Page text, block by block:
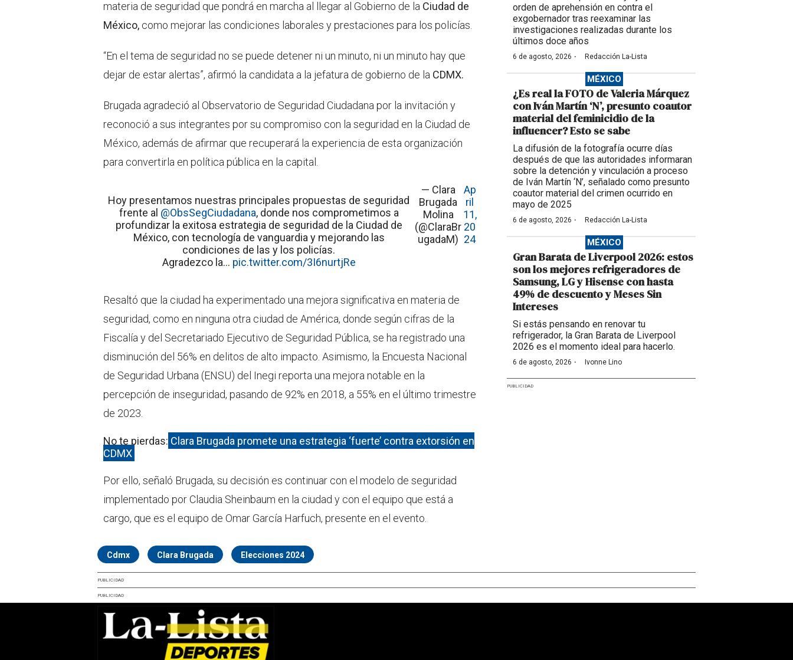
materia de seguridad que pondrá en marcha al llegar al Gobierno de la Ciudad de
México, como mejorar las condiciones laborales y prestaciones para los policías.
“En el tema de seguridad no se puede detener ni un minuto, ni un minuto hay que
dejar de estar alertas”, afirmó la candidata a la jefatura de gobierno de la CDMX.
Brugada agradeció al Observatorio de Seguridad Ciudadana por la invitación y
reconoció a sus integrantes por su compromiso con la seguridad en la Ciudad de
México, además de afirmar que recuperará la experiencia de esta organización
para convertirla en política pública en la capital.
Hoy presentamos nuestras principales propuestas de seguridad
frente al @ObsSegCiudadana, donde nos comprometimos a
profundizar la exitosa estrategia de seguridad de la Ciudad de
México, con tecnología de vanguardia y mejorando las
condiciones de las y los policías.
Agradezco la… pic.twitter.com/3I6nurtjRe
— Clara
Brugada
Molina
(@ClaraBr
ugadaM)
Ap
ril
11,
20
24
Resaltó que la ciudad ha experimentado una mejora significativa en materia de
seguridad, como en ninguna otra ciudad de América, donde según cifras de la
Fiscalía y del Secretariado Ejecutivo de Seguridad Pública, se ha registrado una
disminución del 56% en delitos de alto impacto. Asimismo, la Encuesta Nacional
de Seguridad Urbana (ENSU) del Inegi reporta una mejora notable en la
percepción de inseguridad, pasando de 92% en 2018, a 55% en el último trimestre
de 2023.
No te pierdas: Clara Brugada promete una estrategia ‘fuerte’ contra extorsión en
CDMX
Por ello, señaló Brugada, su decisión es continuar con el modelo de seguridad
implementado por Claudia Sheinbaum en la ciudad y con el equipo que está a
cargo, que es el equipo de Omar García Harfuch, presente en el evento.
Cdmx Clara Brugada Elecciones 2024
orden de aprehensión en contra el
exgobernador tras reexaminar las
investigaciones realizadas durante los
últimos doce años
6 de agosto, 2026 · Redacción La-Lista
MÉXICO
¿Es real la FOTO de Valeria Márquez
con Iván Martín ‘N’, presunto coautor
material del feminicidio de la
influencer? Esto se sabe
La difusión de la fotografía ocurre días
después de que las autoridades informaran
sobre la detención y vinculación a proceso
de Iván Martín ‘N’, señalado como presunto
coautor material del crimen ocurrido en
mayo de 2025
6 de agosto, 2026 · Redacción La-Lista
MÉXICO
Gran Barata de Liverpool 2026: estos
son los mejores refrigeradores de
Samsung, LG y Hisense con hasta
49% de descuento y Meses Sin
Intereses
Si estás pensando en renovar tu
refrigerador, la Gran Barata de Liverpool
2026 es el momento ideal para hacerlo.
6 de agosto, 2026 · Ivonne Lino
PUBLICIDAD
PUBLICIDAD
PUBLICIDAD